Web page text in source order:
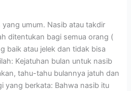
yang umum. Nasib atau takdir
ditentukan bagi semua orang (
baik atau jelek dan tidak bisa
Kejatuhan bulan untuk nasib
tahu-tahu bulannya jatuh dan
yang berkata: Bahwa nasib itu